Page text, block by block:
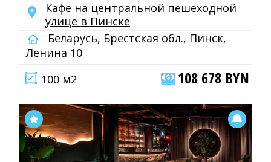
Кафе на центральной пешеходной
улице в Пинске
Беларусь, Брестская обл., Пинск,
Ленина 10
100 м2
108 678 BYN